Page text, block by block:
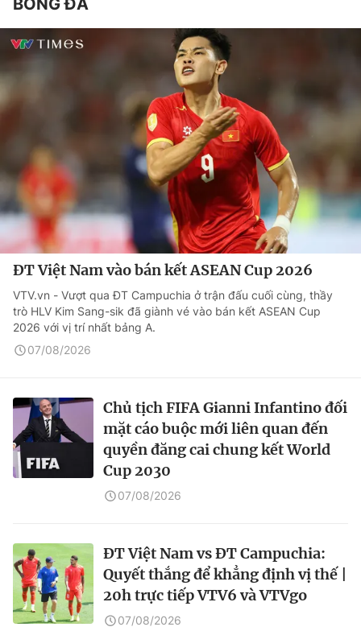
BÓNG ĐÁ
ĐT Việt Nam vào bán kết ASEAN Cup 2026
VTV.vn - Vượt qua ĐT Campuchia ở trận đấu cuối cùng, thầy
trò HLV Kim Sang-sik đã giành vé vào bán kết ASEAN Cup
2026 với vị trí nhất bảng A.
07/08/2026
Chủ tịch FIFA Gianni Infantino đối
mặt cáo buộc mới liên quan đến
quyền đăng cai chung kết World
Cup 2030
07/08/2026
ĐT Việt Nam vs ĐT Campuchia:
Quyết thắng để khẳng định vị thế |
20h trực tiếp VTV6 và VTVgo
07/08/2026